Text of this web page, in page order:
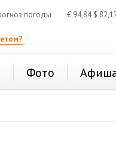
погоды € 94,84$
Фото